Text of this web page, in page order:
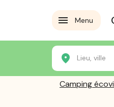
Menu
Lieu, ville
Home Die
Camping